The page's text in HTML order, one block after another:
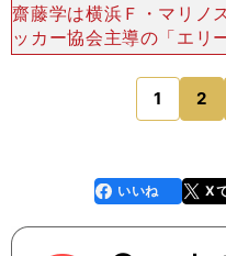
齋藤学は横浜Ｆ・マリノ
ッカー協会主導の「エリ
もある。育成年代の星と
では柿谷曜一郎、水沼
破。こ
1 2のページへ
faceboo
k
いいね X